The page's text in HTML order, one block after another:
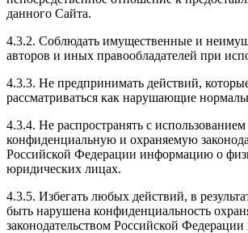
данного Сайта.
4.3.2. Соблюдать имущественные и
авторов и иных правообладателей при
4.3.3. Не предпринимать действий,
рассматриваться как нарушающие
4.3.4. Не распространять с
конфиденциальную и охраняемую
Российской Федерации информацию о
юридических лицах.
4.3.5. Избегать любых действий, в
быть нарушена конфиденциальность
законодательством Российской